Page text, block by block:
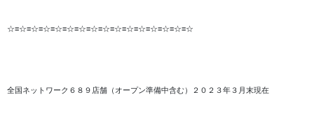
☆≡☆≡☆≡☆≡☆≡☆≡☆≡☆≡☆≡☆≡☆≡☆≡☆≡☆≡☆≡☆
全国ネットワーク６８９店舗（オープン準備中含む）２０２３年３月末現在